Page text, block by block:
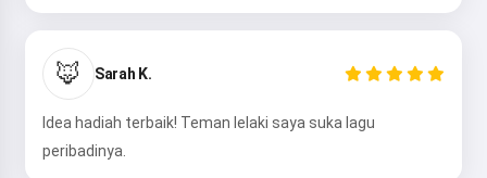
🦊 Sarah K.
Idea hadiah terbaik! Teman lelaki saya suka lagu
peribadinya.